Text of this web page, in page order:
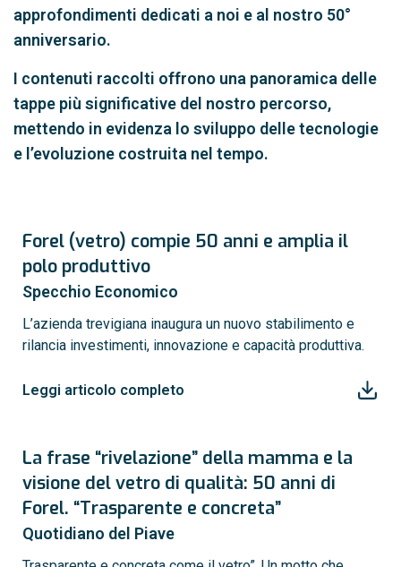
approfondimenti dedicati a noi e al nostro 50°
anniversario.
I contenuti raccolti offrono una panoramica delle
tappe più significative del nostro percorso,
mettendo in evidenza lo sviluppo delle tecnologie
e l’evoluzione costruita nel tempo.
Forel (vetro) compie 50 anni e amplia il
polo produttivo
Specchio Economico
L’azienda trevigiana inaugura un nuovo stabilimento e
rilancia investimenti, innovazione e capacità produttiva.
Leggi articolo completo
La frase “rivelazione” della mamma e la
visione del vetro di qualità: 50 anni di
Forel. “Trasparente e concreta”
Quotidiano del Piave